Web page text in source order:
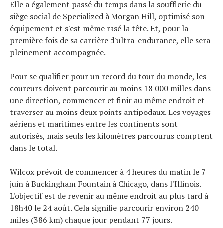
Elle a également passé du temps dans la soufflerie du
siège social de Specialized à Morgan Hill, optimisé son
équipement et s'est même rasé la tête. Et, pour la
première fois de sa carrière d'ultra-endurance, elle sera
pleinement accompagnée.
Pour se qualifier pour un record du tour du monde, les
coureurs doivent parcourir au moins 18 000 milles dans
une direction, commencer et finir au même endroit et
traverser au moins deux points antipodaux. Les voyages
aériens et maritimes entre les continents sont
autorisés, mais seuls les kilomètres parcourus comptent
dans le total.
Wilcox prévoit de commencer à 4 heures du matin le 7
juin à Buckingham Fountain à Chicago, dans l'Illinois.
L'objectif est de revenir au même endroit au plus tard à
18h40 le 24 août. Cela signifie parcourir environ 240
miles (386 km) chaque jour pendant 77 jours.